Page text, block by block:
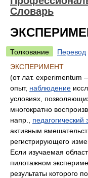
Словарь
Толкование
Перевод
ЭКСПЕРИМЕНТ
(от лат. experimentum
опыт, наблюдение
условиях,
многократно
напр., педагогический
активным
регистрирующего
Если изучаемая
пилотажном
результаты которого